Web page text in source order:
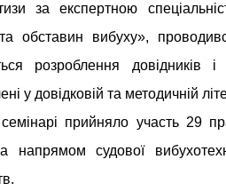
за експертною
та обставин вибуху»,
розроблення довідників
у довідковій та методичній
прийняло участь 29
напрямом судової